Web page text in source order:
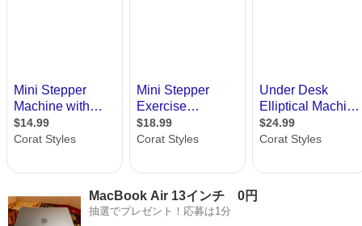
MacBook Air 13インチ 0円
抽選でプレゼント！応募は1分